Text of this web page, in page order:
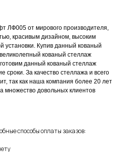
ЛФ005 от мирового производителя,
красивым дизайном, высоким
установки. Купив данный кованый
кованый стеллаж
данный кованый стеллаж
сроки. За качество стеллажа и всего
так как наша компания более 20 лет
множество довольных клиентов
способы оплаты заказов: